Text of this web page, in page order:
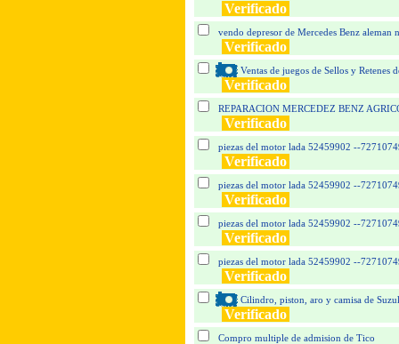
Verificado
vendo depresor de Mercedes Benz aleman
Verificado
Ventas de juegos de Sellos y Retenes
Verificado
REPARACION MERCEDEZ BENZ
Verificado
piezas del motor lada 52459902 --
Verificado
piezas del motor lada 52459902 --
Verificado
piezas del motor lada 52459902 --
Verificado
piezas del motor lada 52459902 --
Verificado
Cilindro, piston, aro y camisa de
Verificado
Compro multiple de admision de Tico